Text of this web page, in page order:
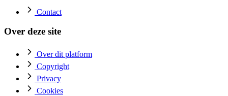
Contact
Over deze site
Over dit platform
Copyright
Privacy
Cookies